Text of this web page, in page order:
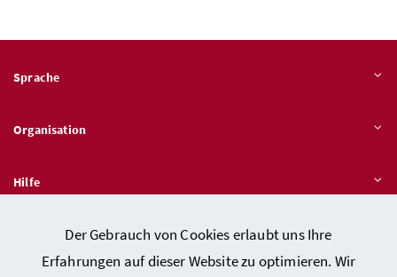
Der Gebrauch von Cookies erlaubt uns Ihre
Erfahrungen auf dieser Website zu optimieren. Wir
Sprache
Organisation
Hilfe
Quicklinks